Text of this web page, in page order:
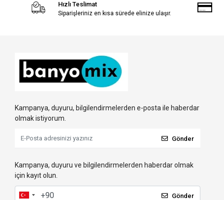
Hızlı Teslimat
Siparişleriniz en kısa sürede elinize ulaşır.
Kampanya, duyuru, bilgilendirmelerden e-posta ile haberdar
olmak istiyorum.
Gönder
Kampanya, duyuru ve bilgilendirmelerden haberdar olmak
için kayıt olun.
Gönder